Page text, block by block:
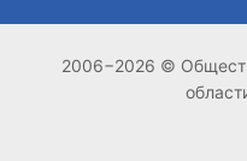
2006−2026 ©